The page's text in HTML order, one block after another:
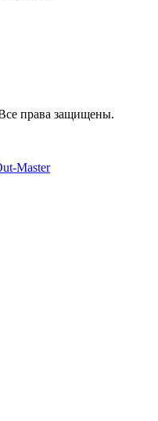
права защищены.
Master